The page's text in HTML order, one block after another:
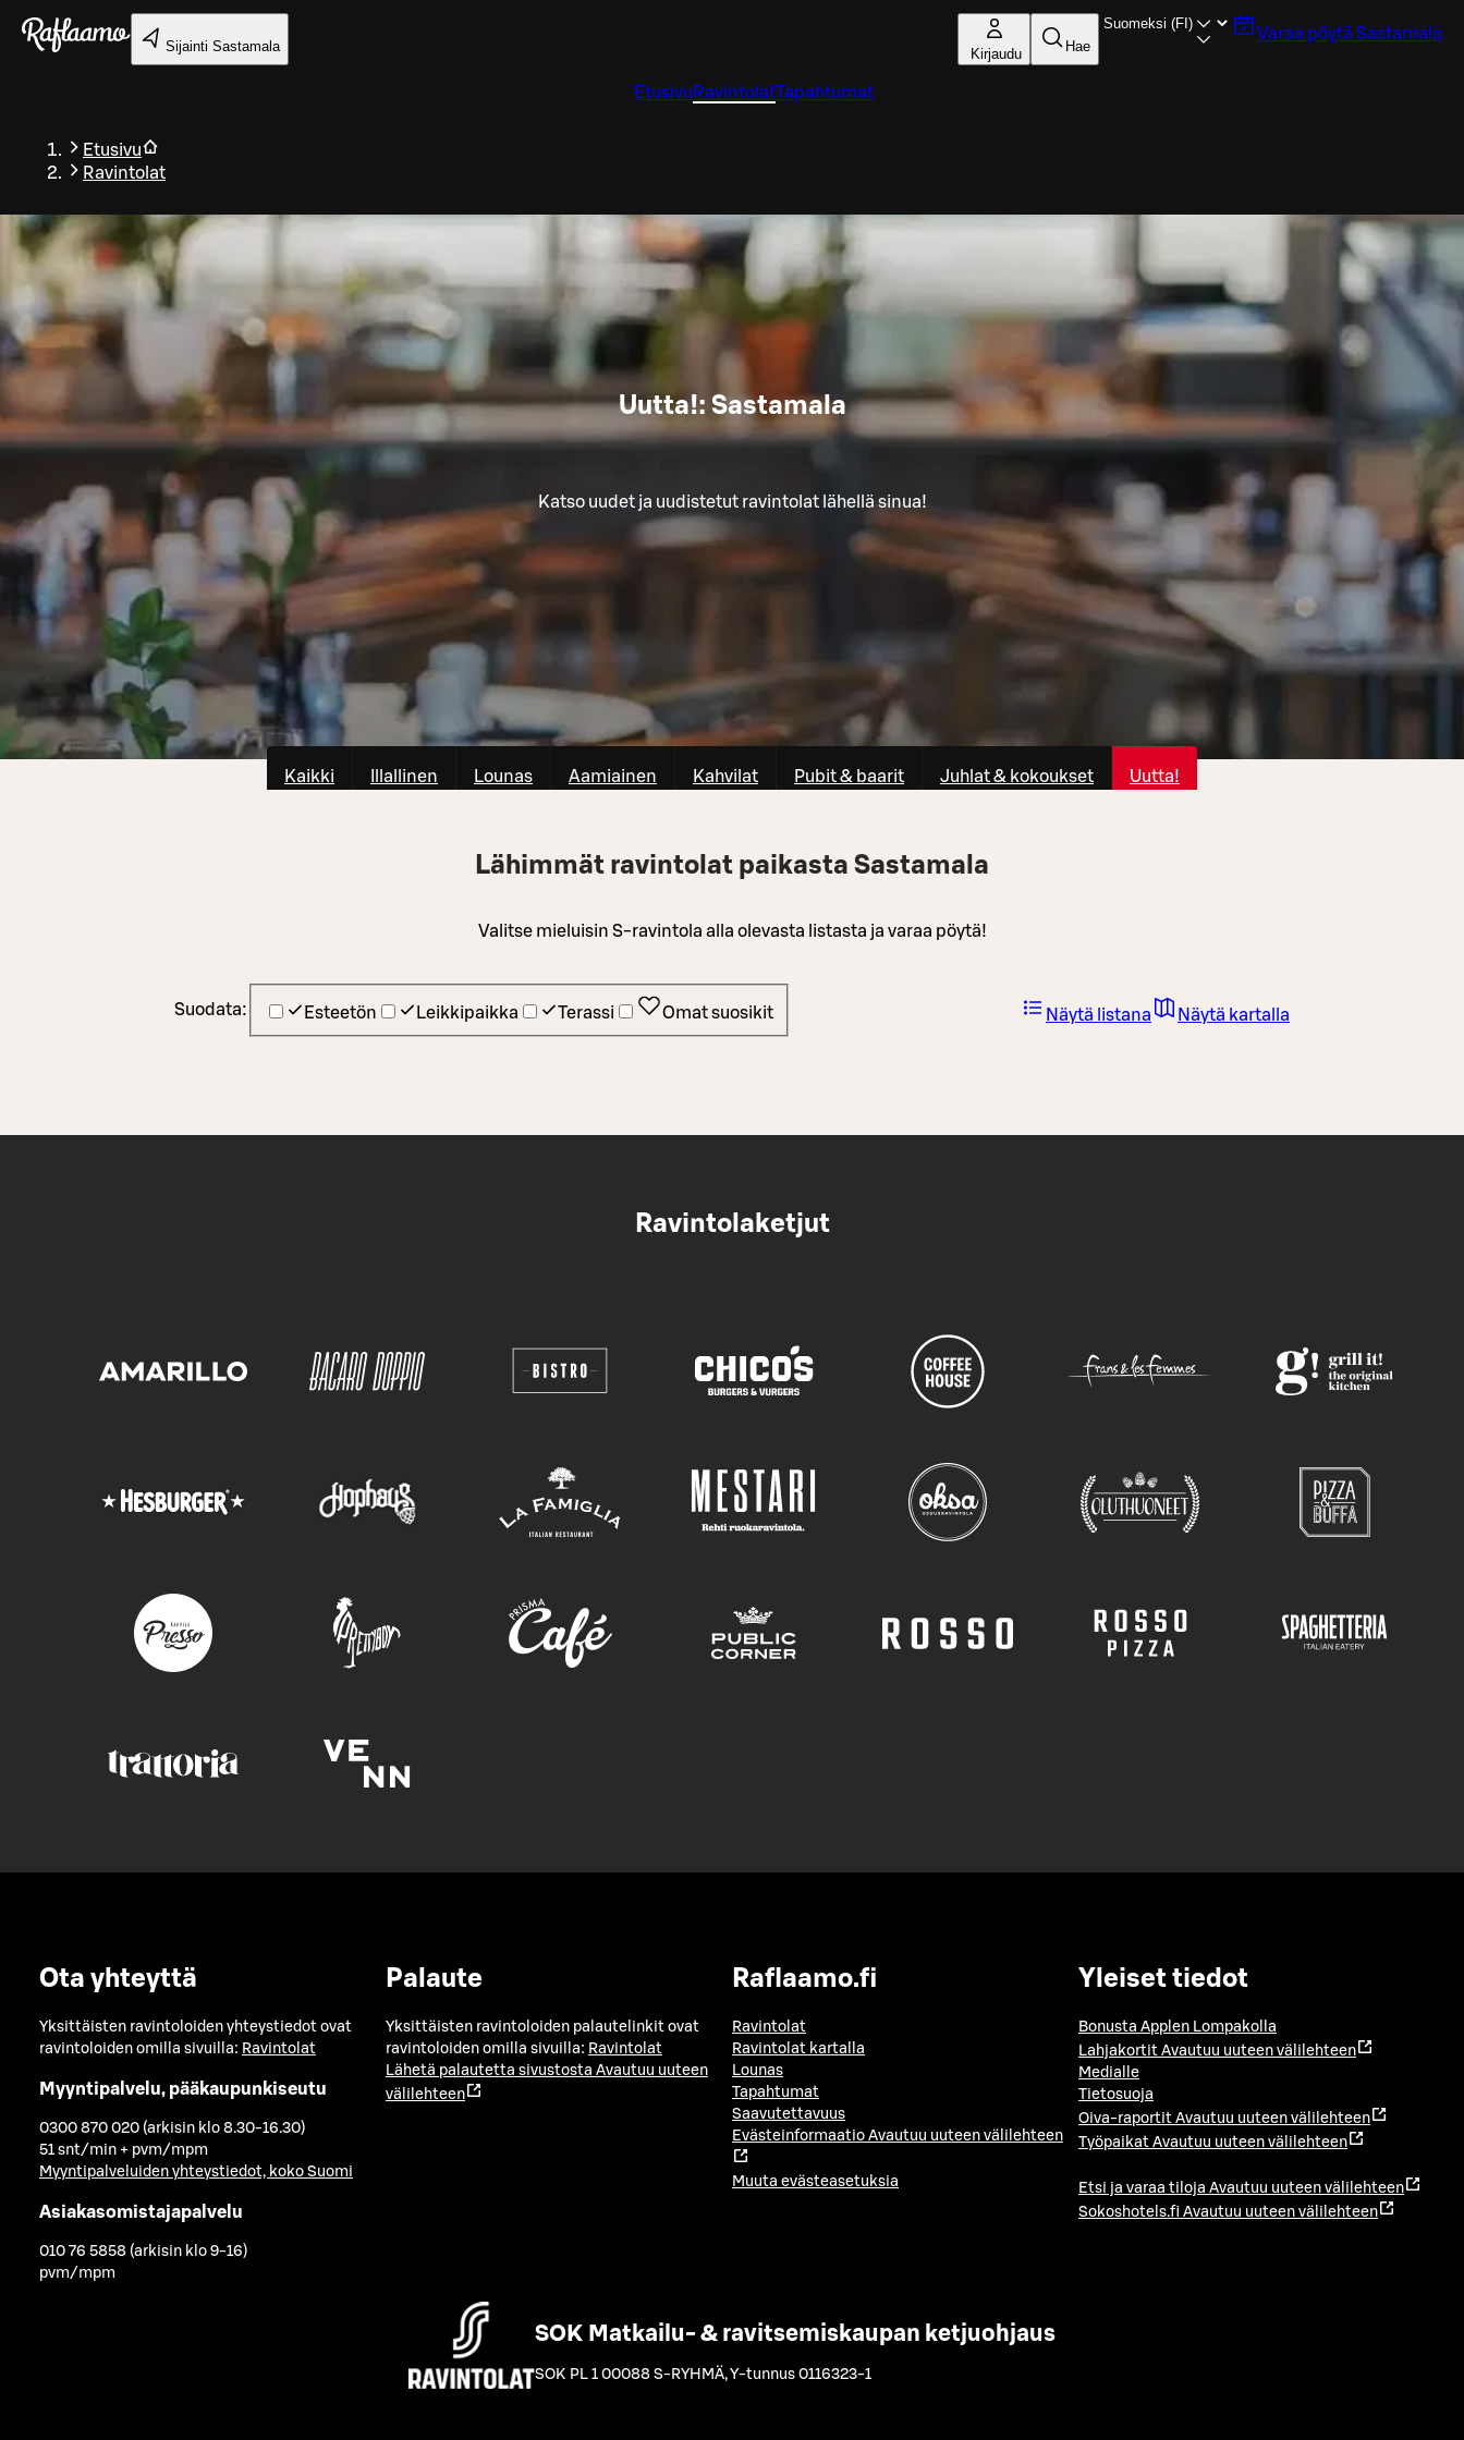
Siirry pääsisältöön
Sijainti Sastamala Kirjaudu Hae
Varaa pöytä Sastamala
Etusivu RavintolatTapahtumat
Etusivu
Ravintolat
Uutta!: Sastamala
Katso uudet ja uudistetut ravintolat lähellä sinua!
Kaikki Illallinen Lounas Aamiainen Kahvilat Pubit & baarit Juhlat & kokoukset Uutta!
Lähimmät ravintolat paikasta Sastamala
Valitse mieluisin S-ravintola alla olevasta listasta ja varaa pöytä!
Suodata: Esteetön Leikkipaikka Terassi Omat suosikit Näytä listana Näytä kartalla
Ravintolaketjut
Ota yhteyttä
Yksittäisten ravintoloiden yhteystiedot ovat
ravintoloiden omilla sivuilla: Ravintolat
Myyntipalvelu, pääkaupunkiseutu
0300 870 020 (arkisin klo 8.30-16.30)
51 snt/min + pvm/mpm
Myyntipalveluiden yhteystiedot, koko Suomi
Asiakasomistajapalvelu
010 76 5858 (arkisin klo 9-16)
pvm/mpm
Palaute
Yksittäisten ravintoloiden palautelinkit ovat
ravintoloiden omilla sivuilla: Ravintolat
Lähetä palautetta sivustosta Avautuu uuteen
välilehteen
Raflaamo.fi
Ravintolat
Ravintolat kartalla
Lounas
Tapahtumat
Saavutettavuus
Evästeinformaatio Avautuu uuteen välilehteen
Muuta evästeasetuksia
Yleiset tiedot
Bonusta Applen Lompakolla
Lahjakortit Avautuu uuteen välilehteen
Medialle
Tietosuoja
Oiva-raportit Avautuu uuteen välilehteen
Työpaikat Avautuu uuteen välilehteen
Etsi ja varaa tiloja Avautuu uuteen välilehteen
Sokoshotels.fi Avautuu uuteen välilehteen
SOK Matkailu- & ravitsemiskaupan ketjuohjaus
SOK PL 1 00088 S-RYHMÄ,Y-tunnus 0116323-1